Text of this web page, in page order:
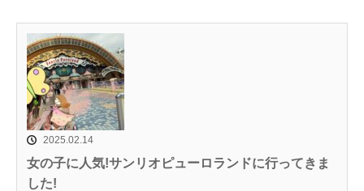
2025.02.14
女の子に人気!サンリオピューロランドに行ってきま
した!